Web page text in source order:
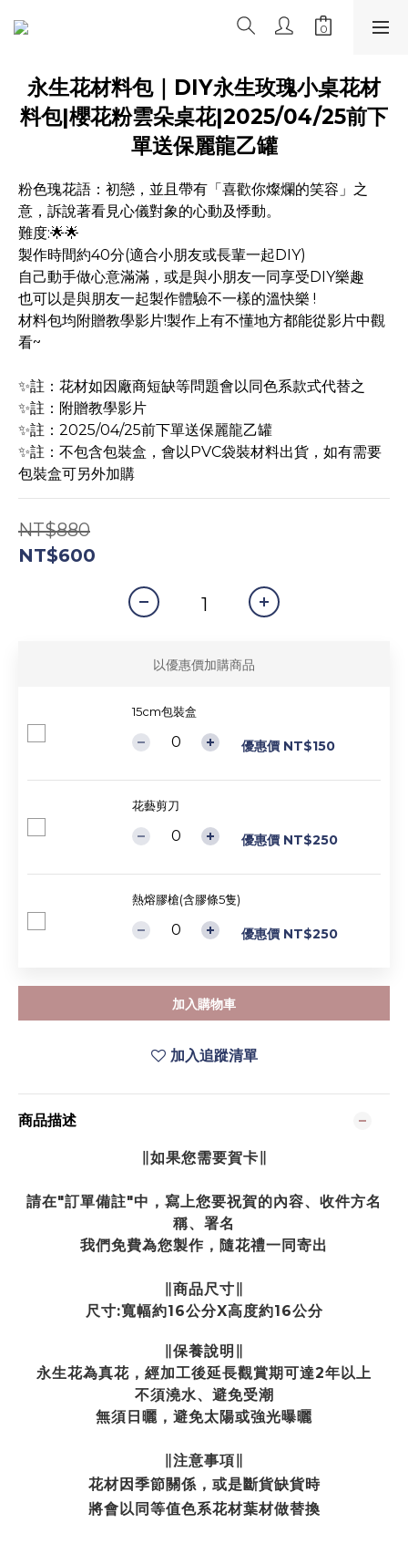
永生花材料包｜DIY永生玫瑰小桌花材
料包|櫻花粉雲朵桌花|2025/04/25前下
單送保麗龍乙罐
粉色瑰花語：初戀，並且帶有「喜歡你燦爛的笑容」之
意，訴說著看見心儀對象的心動及悸動。
難度:🌟🌟
製作時間約40分(適合小朋友或長輩一起DIY)
自己動手做心意滿滿，或是與小朋友一同享受DIY樂趣
也可以是與朋友一起製作體驗不一樣的溫快樂 !
材料包均附贈教學影片!製作上有不懂地方都能從影片中觀
看~
✨註：花材如因廠商短缺等問題會以同色系款式代替之
✨註：附贈教學影片
✨註：2025/04/25前下單送保麗龍乙罐
✨註：不包含包裝盒，會以PVC袋裝材料出貨，如有需要
包裝盒可另外加購
NT$880
NT$600
以優惠價加購商品
15cm包裝盒
優惠價 NT$150
花藝剪刀
優惠價 NT$250
熱熔膠槍(含膠條5隻)
優惠價 NT$250
加入購物車
加入追蹤清單
商品描述
∥如果您需要賀卡∥
請在"訂單備註"中，寫上您要祝賀的內容、收件方名
稱、署名
我們免費為您製作，隨花禮一同寄出
∥商品尺寸∥
尺寸:寬幅約16公分X高度約16公分
∥保養說明∥
永生花為真花，經加工後延長觀賞期可達2年以上
不須澆水、避免受潮
無須日曬，避免太陽或強光曝曬
∥注意事項∥
花材因季節關係，或是斷貨缺貨時
將會以同等值色系花材葉材做替換